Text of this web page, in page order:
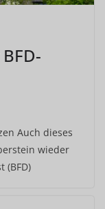
Auch dieses
wieder
(BFD)